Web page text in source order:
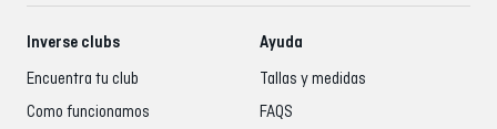
Inverse clubs
Encuentra tu club
Como funcionamos
Ayuda
Tallas y medidas
FAQS